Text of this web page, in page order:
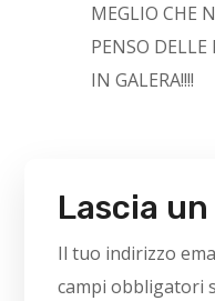
MEGLIO CHE
PENSO DELLE
IN GALERA!!!!
Lascia
Il tuo indirizzo
campi obbligatori